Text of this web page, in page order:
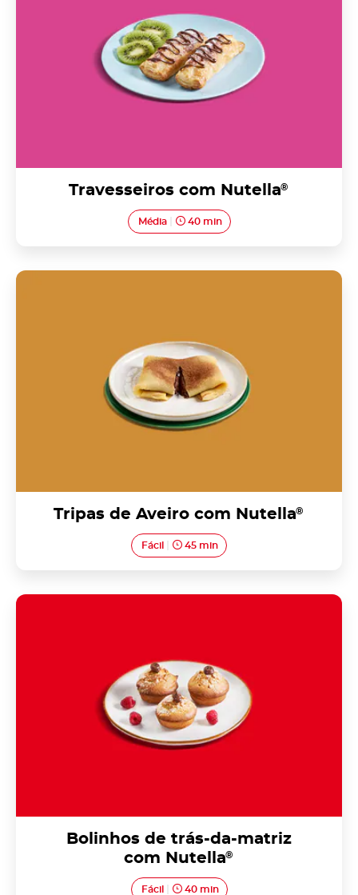
Travesseiros com Nutella®
Média 40 min
Tripas de Aveiro com Nutella®
Fácil 45 min
Bolinhos de trás-da-matriz
com Nutella®
Fácil 40 min